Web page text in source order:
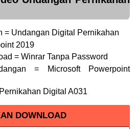
= Undangan Digital Pernikahan
2019
= Winrar Tanpa Password
= Microsoft Powerpoint
Digital A031
DOWNLOAD